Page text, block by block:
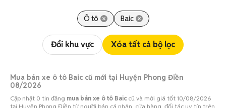
Ô tô Baic
Đổi khu vực Xóa tất cả bộ lọc
Mua bán xe ô tô Baic cũ mới tại Huyện Phong Điền
08/2026
Cập nhật 0 tin đăng mua bán xe ô tô Baic cũ và mới giá tốt 10/08/2026
tại Huyện Phong Điền từ người bán cá nhân, cửa hàng, đối tác uy tín trên